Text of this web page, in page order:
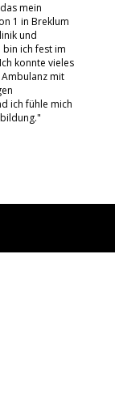
mein
1 in Breklum
und
bin ich fest im
konnte vieles
mit
ich fühle mich